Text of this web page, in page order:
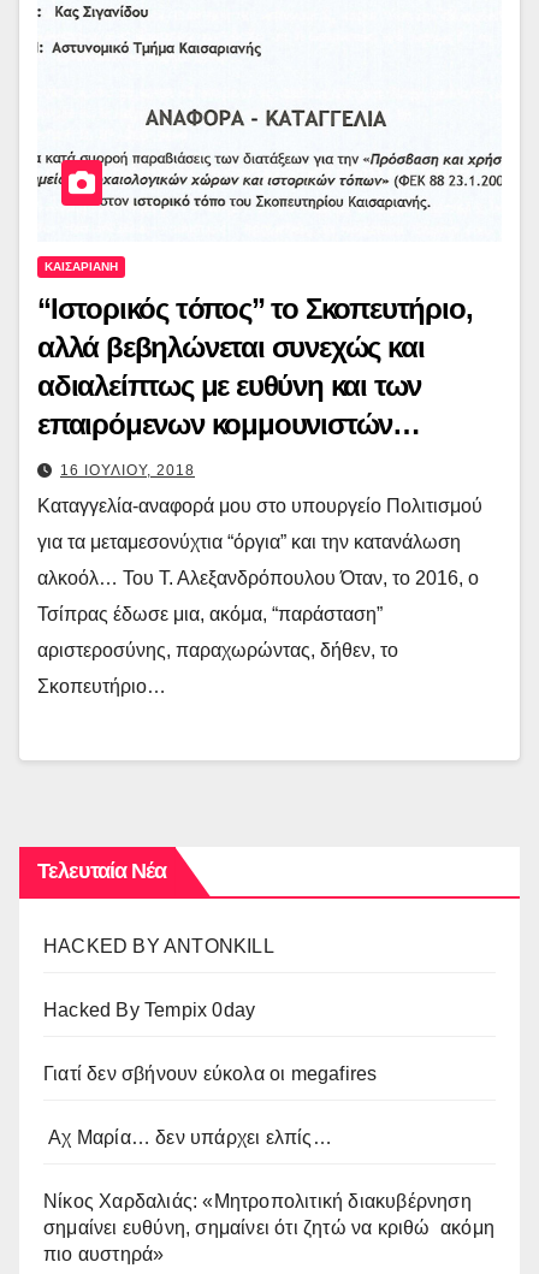
ΚΑΙΣΑΡΙΑΝΗ
“Ιστορικός τόπος” το Σκοπευτήριο,
αλλά βεβηλώνεται συνεχώς και
αδιαλείπτως με ευθύνη και των
επαιρόμενων κομμουνιστών…
16 ΙΟΥΛΙΟΥ, 2018
Καταγγελία-αναφορά μου στο υπουργείο Πολιτισμού
για τα μεταμεσονύχτια “όργια” και την κατανάλωση
αλκοόλ… Του Τ. Αλεξανδρόπουλου Όταν, το 2016, ο
Τσίπρας έδωσε μια, ακόμα, “παράσταση”
αριστεροσύνης, παραχωρώντας, δήθεν, το
Σκοπευτήριο…
Τελευταία Νέα
HACKED BY ANTONKILL
Hacked By Tempix 0day
Γιατί δεν σβήνουν εύκολα οι megafires
Αχ Μαρία… δεν υπάρχει ελπίς…
Νίκος Χαρδαλιάς: «Μητροπολιτική διακυβέρνηση
σημαίνει ευθύνη, σημαίνει ότι ζητώ να κριθώ ακόμη
πιο αυστηρά»